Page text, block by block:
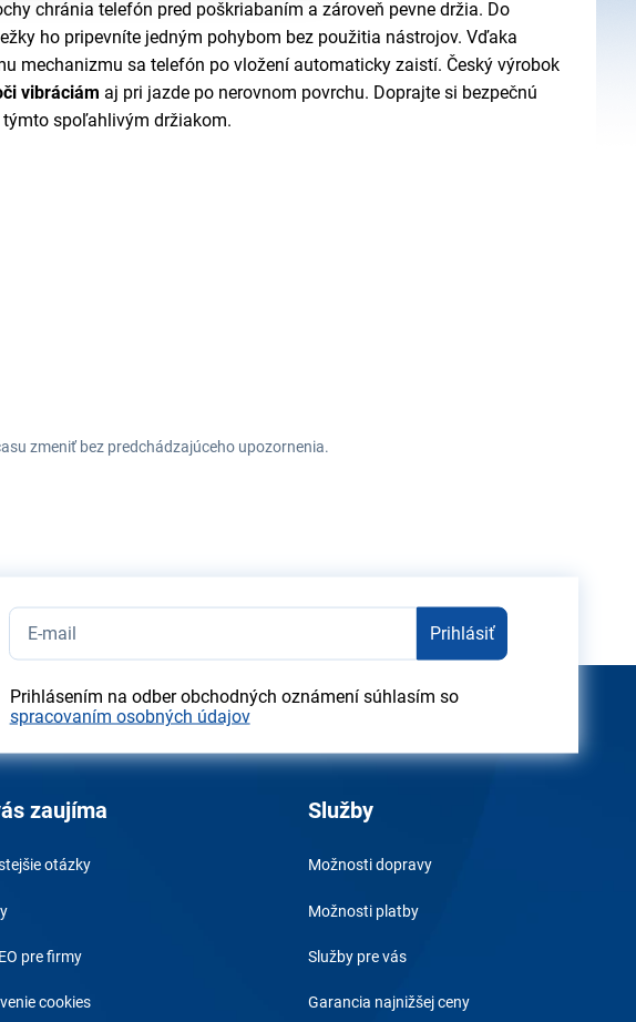
chránia telefón pred poškriabaním a zároveň pevne držia. Do
ho pripevníte jedným pohybom bez použitia nástrojov. Vďaka
mechanizmu sa telefón po vložení automaticky zaistí. Český výrobok
vibráciám aj pri jazde po nerovnom povrchu. Doprajte si bezpečnú
spoľahlivým držiakom.
zmeniť bez predchádzajúceho upozornenia.
Prihlásiť
Prihlásením na odber obchodných oznámení súhlasím so
spracovaním osobných údajov
zaujíma
otázky
pre firmy
cookies
Služby
Možnosti dopravy
Možnosti platby
Služby pre vás
Garancia najnižšej ceny